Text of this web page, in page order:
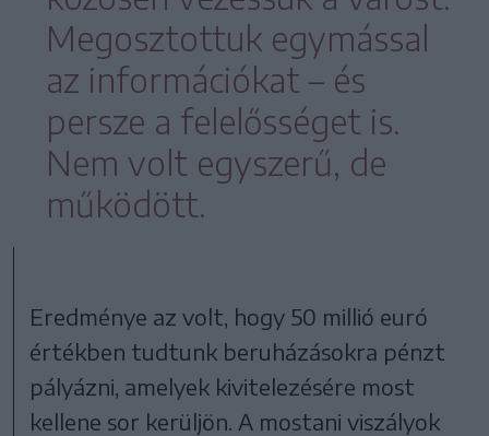
Megosztottuk egymással
az információkat – és
persze a felelősséget is.
Nem volt egyszerű, de
működött.
Eredménye az volt, hogy 50 millió euró
értékben tudtunk beruházásokra pénzt
pályázni, amelyek kivitelezésére most
kellene sor kerüljön. A mostani viszályok